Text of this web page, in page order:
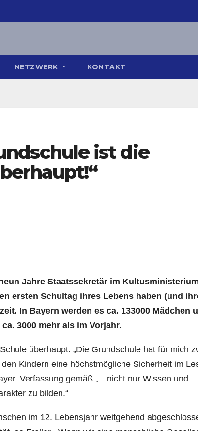
NETZWERK KONTAKT
ist die
Jahre Staatssekretär im Kultusministerium
ersten Schultag ihres Lebens haben (und
In Bayern werden es ca. 133000 Mädchen
3000 mehr als im Vorjahr.
überhaupt. „Die Grundschule hat für mich
Kindern eine höchstmögliche Sicherheit im
Verfassung gemäß „…nicht nur Wissen und
zu bilden.“
im 12. Lebensjahr weitgehend